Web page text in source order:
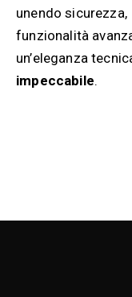
unendo sicurezza,
funzionalità
un’eleganza
impeccabile.